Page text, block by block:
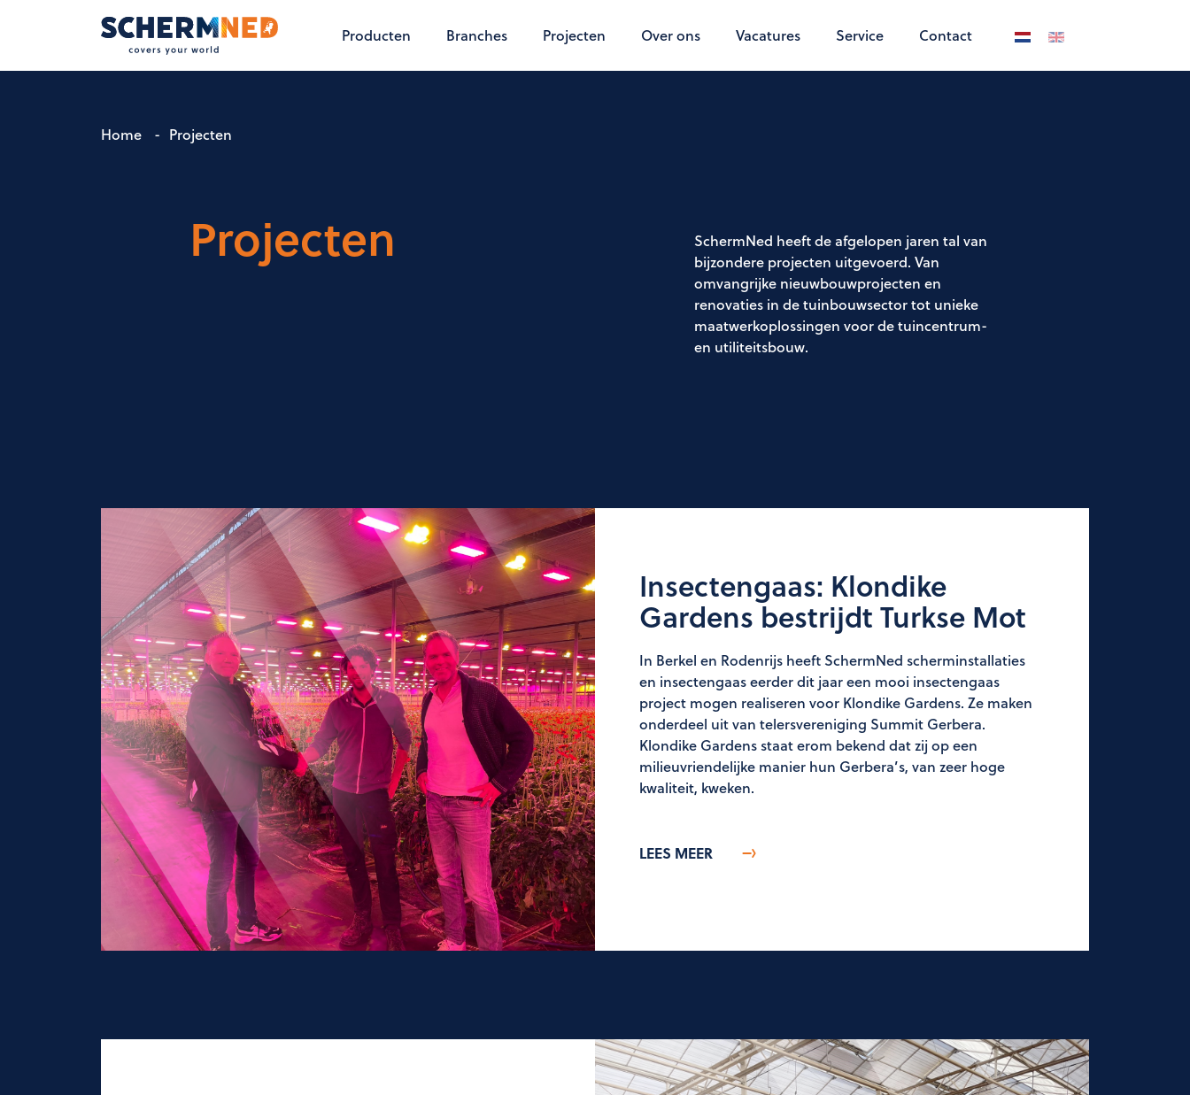
Producten Branches Projecten Over ons Vacatures Service Contact Selecteer de taal
Home - Projecten
Projecten
SchermNed heeft de afgelopen jaren tal van
bijzondere projecten uitgevoerd. Van
omvangrijke nieuwbouwprojecten en
renovaties in de tuinbouwsector tot unieke
maatwerkoplossingen voor de tuincentrum-
en utiliteitsbouw.
Insectengaas: Klondike
Gardens bestrijdt Turkse Mot
In Berkel en Rodenrijs heeft SchermNed scherminstallaties
en insectengaas eerder dit jaar een mooi insectengaas
project mogen realiseren voor Klondike Gardens. Ze maken
onderdeel uit van telersvereniging Summit Gerbera.
Klondike Gardens staat erom bekend dat zij op een
milieuvriendelijke manier hun Gerbera’s, van zeer hoge
kwaliteit, kweken.
LEES MEER